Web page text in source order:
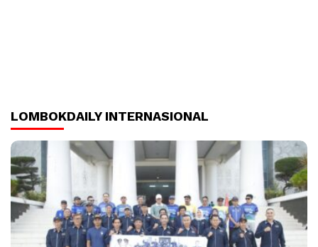
LOMBOKDAILY INTERNASIONAL